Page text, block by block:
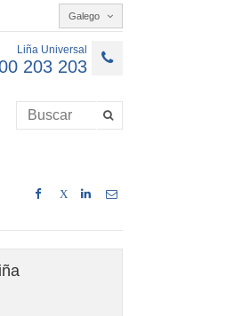
Galego
Liña Universal
203 203
X